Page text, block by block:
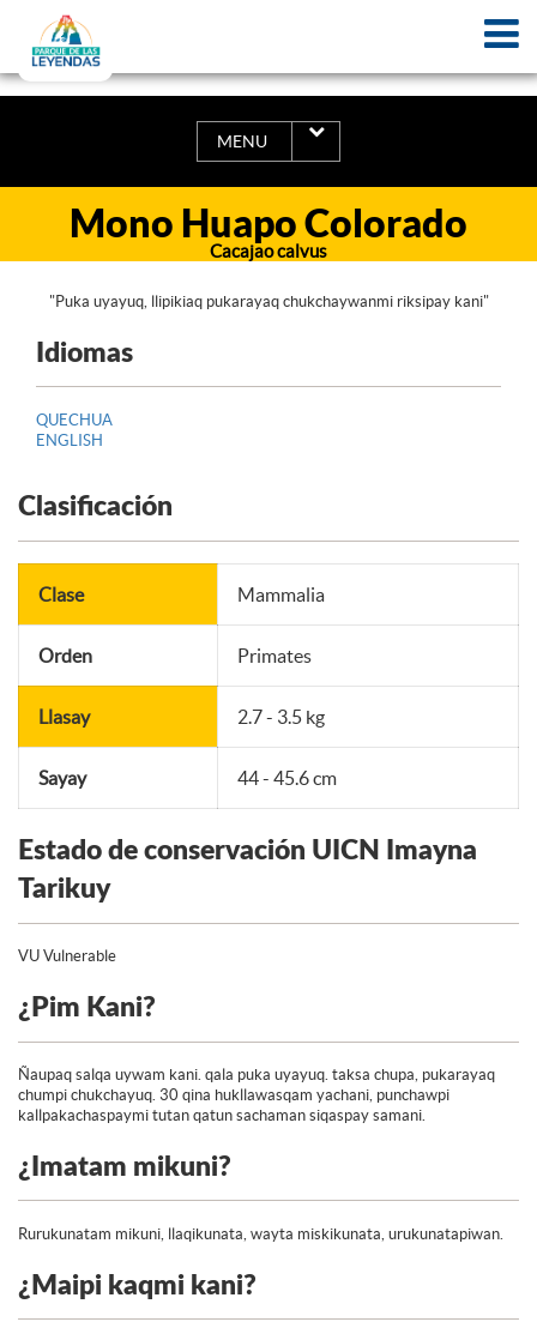
MENU
Mono Huapo Colorado
Cacajao calvus
"Puka uyayuq, llipikiaq pukarayaq chukchaywanmi riksipay kani"
Idiomas
QUECHUA
ENGLISH
Clasificación
Clase Mammalia
Orden Primates
Llasay 2.7 - 3.5 kg
Sayay 44 - 45.6 cm
Estado de conservación UICN Imayna
Tarikuy
VU Vulnerable
¿Pim Kani?
Ñaupaq salqa uywam kani. qala puka uyayuq. taksa chupa, pukarayaq
chumpi chukchayuq. 30 qina hukllawasqam yachani, punchawpi
kallpakachaspaymi tutan qatun sachaman siqaspay samani.
¿Imatam mikuni?
Rurukunatam mikuni, llaqikunata, wayta miskikunata, urukunatapiwan.
¿Maipi kaqmi kani?